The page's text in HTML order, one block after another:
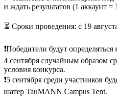
и ждать результатов (1 аккаунт
⏳ Сроки проведения: c 19
❗️Победители будут
4 сентября случайным образом
условия конкурса.
❗️5 сентября среди участников
шатер TauMANN Campus Tent.